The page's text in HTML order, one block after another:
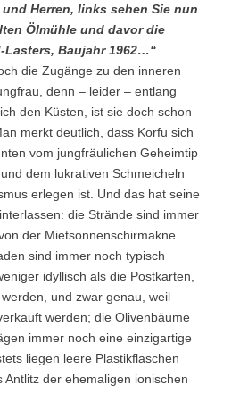
und Herren, links sehen Sie nun
Ölmühle und davor die
Lasters, Baujahr 1962…“
die Zugänge zu den inneren
denn – leider – entlang
den Küsten, ist sie doch schon
merkt deutlich, dass Korfu sich
vom jungfräulichen Geheimtip
dem lukrativen Schmeicheln
erlegen ist. Und das hat seine
die Strände sind immer
der Mietsonnenschirmakne
sind immer noch typisch
idyllisch als die Postkarten,
und zwar genau, weil
werden; die Olivenbäume
immer noch eine einzigartige
liegen leere Plastikflaschen
Antlitz der ehemaligen ionischen